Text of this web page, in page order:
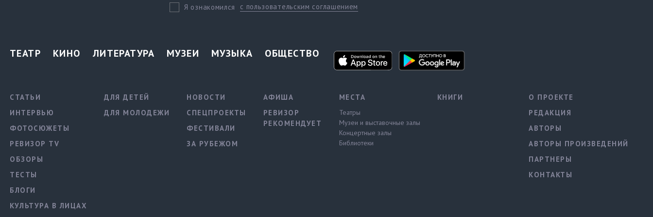
Я ознакомился с пользовательским соглашением
ТЕАТР КИНО ЛИТЕРАТУРА МУЗЕИ МУЗЫКА ОБЩЕСТВО
СТАТЬИ
ИНТЕРВЬЮ
ФОТОСЮЖЕТЫ
РЕВИЗОР TV
ОБЗОРЫ
ТЕСТЫ
БЛОГИ
КУЛЬТУРА В ЛИЦАХ
ДЛЯ ДЕТЕЙ
ДЛЯ МОЛОДЕЖИ
НОВОСТИ
СПЕЦПРОЕКТЫ
ФЕСТИВАЛИ
ЗА РУБЕЖОМ
АФИША
РЕВИЗОР
РЕКОМЕНДУЕТ
МЕСТА
Театры
Музеи и выставочные залы
Концертные залы
Библиотеки
КНИГИ
О ПРОЕКТЕ
РЕДАКЦИЯ
АВТОРЫ
АВТОРЫ ПРОИЗВЕДЕНИЙ
ПАРТНЕРЫ
КОНТАКТЫ